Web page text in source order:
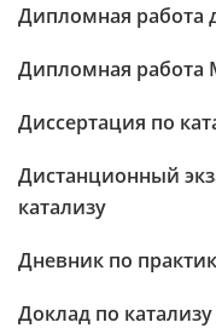
Дипломная работа
Дипломная работа
Диссертация по
Дистанционный
катализу
Дневник по
Доклад по катализу